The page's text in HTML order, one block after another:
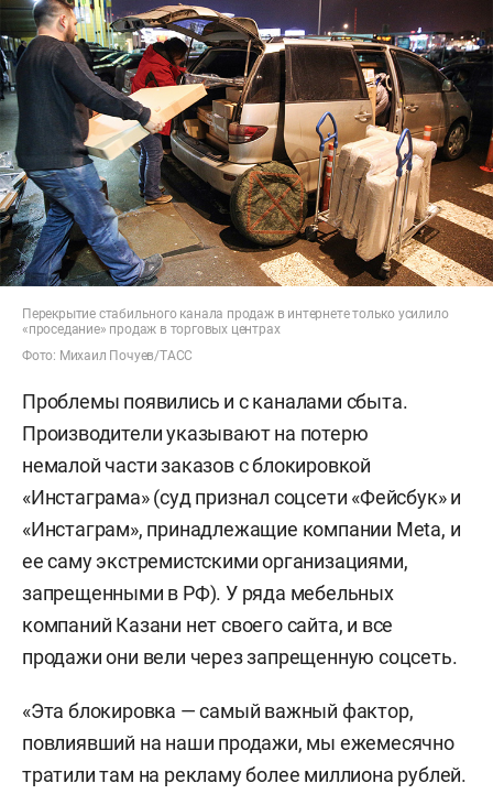
Перекрытие стабильного канала продаж в интернете только усилило
«проседание» продаж в торговых центрах
Фото: Михаил Почуев/ТАСС
Проблемы появились и с каналами сбыта.
Производители указывают на потерю
немалой части заказов с блокировкой
«Инстаграма» (суд признал соцсети «Фейсбук» и
«Инстаграм», принадлежащие компании Meta, и
ее саму экстремистскими организациями,
запрещенными в РФ). У ряда мебельных
компаний Казани нет своего сайта, и все
продажи они вели через запрещенную соцсеть.
«Эта блокировка — самый важный фактор,
повлиявший на наши продажи, мы ежемесячно
тратили там на рекламу более миллиона рублей.